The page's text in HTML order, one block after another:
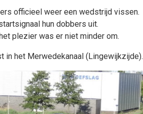
officieel weer een wedstrijd vissen.
hun dobbers uit.
plezier was er niet minder om.
in het Merwedekanaal (Lingewijkzijde).